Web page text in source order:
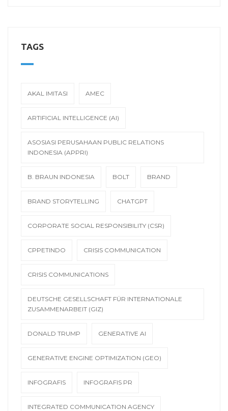
TAGS
AKAL IMITASI AMEC
ARTIFICIAL INTELLIGENCE (AI)
ASOSIASI PERUSAHAAN PUBLIC RELATIONS
INDONESIA (APPRI)
B. BRAUN INDONESIA BOLT BRAND
BRAND STORYTELLING CHATGPT
CORPORATE SOCIAL RESPONSIBILITY (CSR)
CPPETINDO CRISIS COMMUNICATION
CRISIS COMMUNICATIONS
DEUTSCHE GESELLSCHAFT FÜR INTERNATIONALE
ZUSAMMENARBEIT (GIZ)
DONALD TRUMP GENERATIVE AI
GENERATIVE ENGINE OPTIMIZATION (GEO)
INFOGRAFIS INFOGRAFIS PR
INTEGRATED COMMUNICATION AGENCY